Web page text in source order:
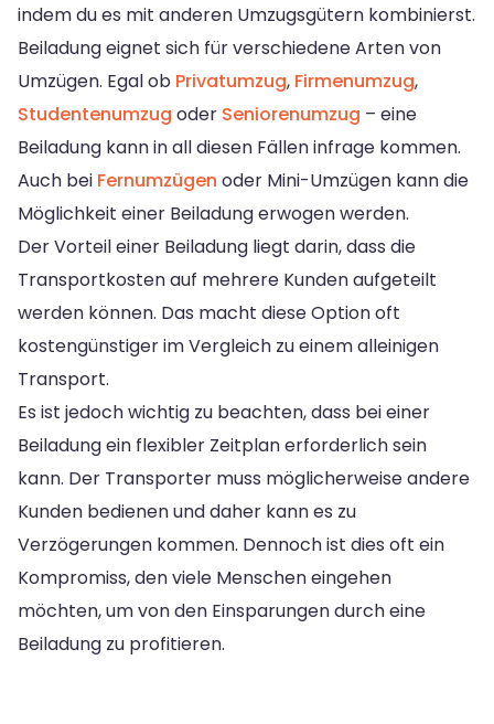
indem du es mit anderen Umzugsgütern kombinierst.
Beiladung eignet sich für verschiedene Arten von
Umzügen. Egal ob Privatumzug, Firmenumzug,
Studentenumzug oder Seniorenumzug – eine
Beiladung kann in all diesen Fällen infrage kommen.
Auch bei Fernumzügen oder Mini-Umzügen kann die
Möglichkeit einer Beiladung erwogen werden.
Der Vorteil einer Beiladung liegt darin, dass die
Transportkosten auf mehrere Kunden aufgeteilt
werden können. Das macht diese Option oft
kostengünstiger im Vergleich zu einem alleinigen
Transport.
Es ist jedoch wichtig zu beachten, dass bei einer
Beiladung ein flexibler Zeitplan erforderlich sein
kann. Der Transporter muss möglicherweise andere
Kunden bedienen und daher kann es zu
Verzögerungen kommen. Dennoch ist dies oft ein
Kompromiss, den viele Menschen eingehen
möchten, um von den Einsparungen durch eine
Beiladung zu profitieren.